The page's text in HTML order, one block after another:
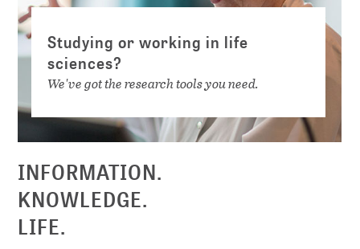
Studying or working in life
sciences?
We've got the research tools you need.
INFORMATION.
KNOWLEDGE.
LIFE.